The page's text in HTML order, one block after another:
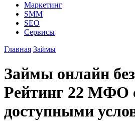
Маркетинг
SMM
SEO
Сервисы
Главная Займы
Займы онлайн
Рейтинг 22 МФО
доступными